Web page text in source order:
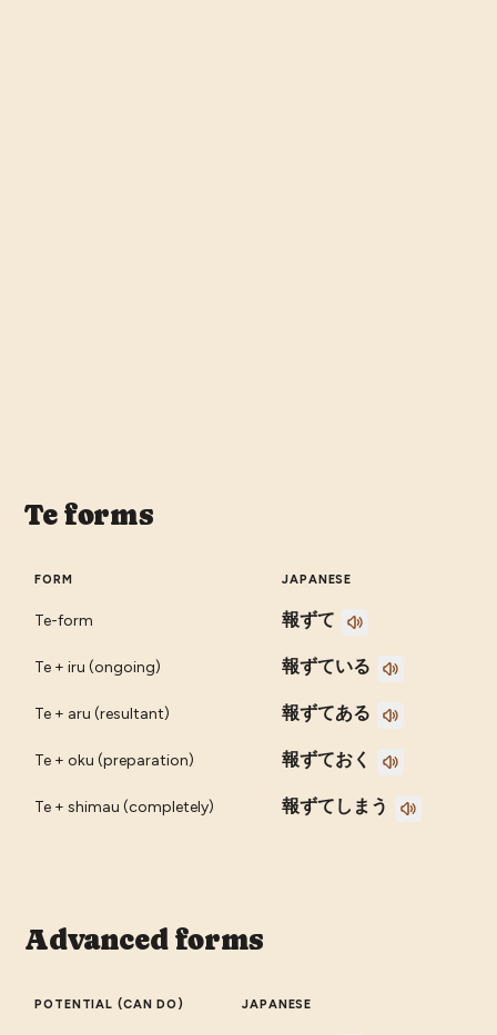
Te forms
FORM JAPANESE
Te-form 報ずて
Te + iru (ongoing) 報ずている
Te + aru (resultant) 報ずてある
Te + oku (preparation) 報ずておく
Te + shimau (completely) 報ずてしまう
Advanced forms
POTENTIAL (CAN DO) JAPANESE